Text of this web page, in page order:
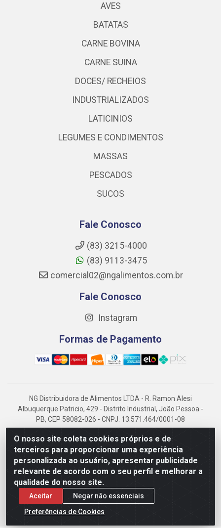
O nosso site coleta cookies próprios e de
terceiros para proporcionar uma experiência
personalizada ao usuário, apresentar publicidade
relevante de acordo com o seu perfil e melhorar a
qualidade do nosso site.
Aceitar
Negar não essenciais
Preferências de Cookies
AVES
BATATAS
CARNE BOVINA
CARNE SUINA
DOCES/ RECHEIOS
INDUSTRIALIZADOS
LATICINIOS
LEGUMES E CONDIMENTOS
MASSAS
PESCADOS
SUCOS
Fale Conosco
(83) 3215-4000
(83) 9113-3475
comercial02@ngalimentos.com.br
Fale Conosco
Instagram
Formas de Pagamento
NG Distribuidora de Alimentos LTDA - R. Ramon Alesi
Albuquerque Patricio, 429 - Distrito Industrial, João Pessoa -
PB, CEP 58082-026 - CNPJ: 13.571.464/0001-08
NG Alimentos, há mais de 14 anos no mercado paraibano, é
referência em frigorificados, destacando-se pela logística
eficiente e excelência.